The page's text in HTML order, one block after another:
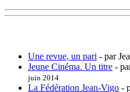
Une revue, un pari - par
Jeune Cinéma. Un titre -
juin 2014
La Fédération Jean-Vigo -